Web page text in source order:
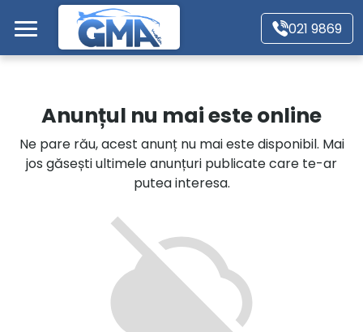
Mergi direct la conținutul principal
021 9869
Autoturisme
Motociclete
Autoutilitare
Alte tipuri vehicule
Anunțul nu mai este online
Ne pare rău, acest anunț nu mai este disponibil. Mai
jos găsești ultimele anunțuri publicate care te-ar
putea interesa.